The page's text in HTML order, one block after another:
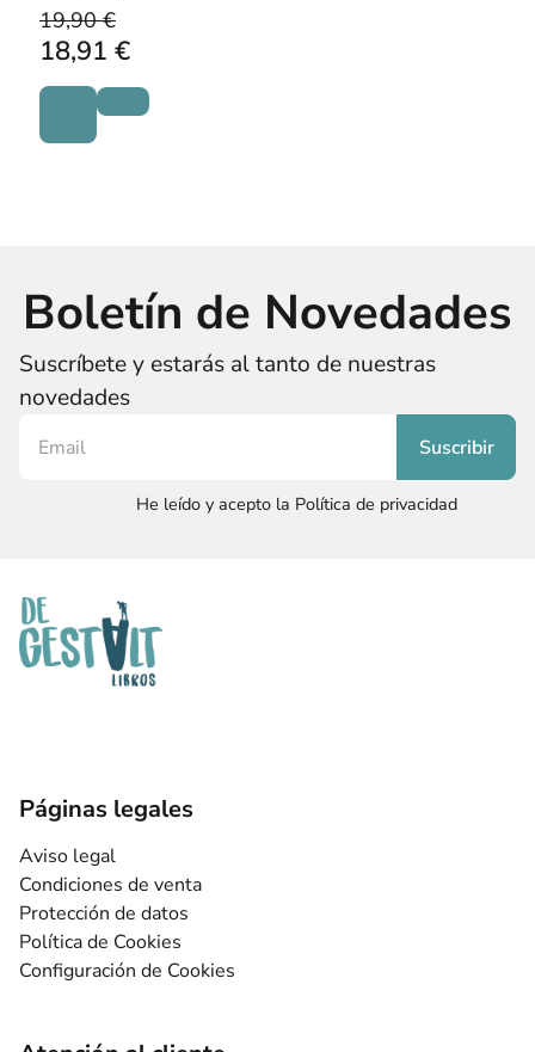
19,90 €
18,91 €
Boletín de Novedades
Suscríbete y estarás al tanto de nuestras
novedades
He leído y acepto la Política de privacidad
Páginas legales
Aviso legal
Condiciones de venta
Protección de datos
Política de Cookies
Configuración de Cookies